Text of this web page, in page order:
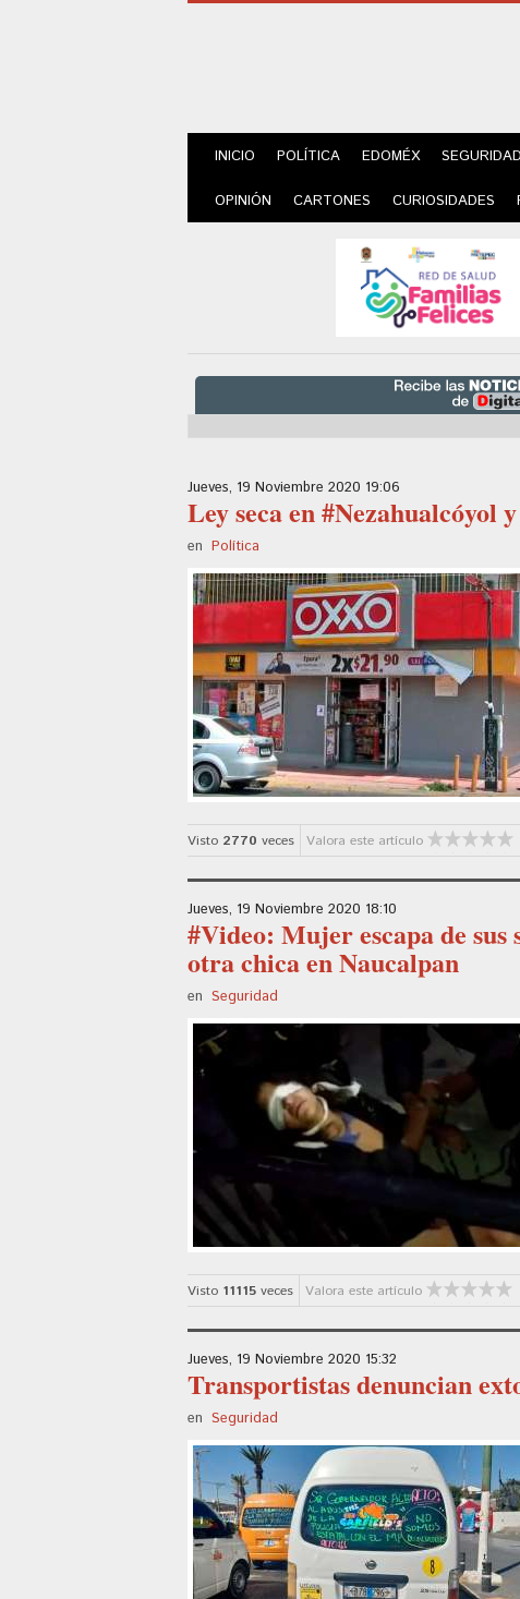
INICIO POLÍTICA EDOMÉX SEGURIDAD
OPINIÓN CARTONES CURIOSIDADES
Jueves, 19 Noviembre 2020 19:06
Ley seca en #Nezahualcóyol
en Política
Visto 2770 veces Valora este artículo
Jueves, 19 Noviembre 2020 18:10
#Video: Mujer escapa de sus
otra chica en Naucalpan
en Seguridad
Visto 11115 veces Valora este artículo
Jueves, 19 Noviembre 2020 15:32
Transportistas denuncian
en Seguridad